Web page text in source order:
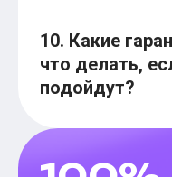
10. Какие
что делать,
подойдут?